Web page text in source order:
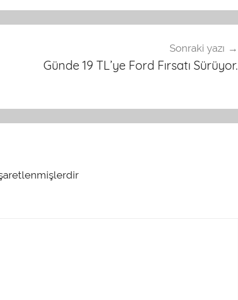
Sonraki yazı
Günde 19 TL’ye Ford Fırsatı Sürüyor.